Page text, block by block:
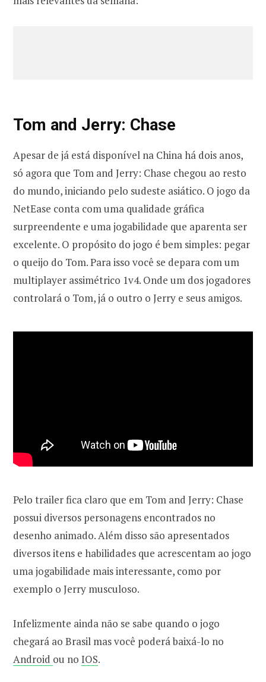
Tom and Jerry: Chase
Apesar de já está disponível na China há dois anos,
só agora que Tom and Jerry: Chase chegou ao resto
do mundo, iniciando pelo sudeste asiático. O jogo da
NetEase conta com uma qualidade gráfica
surpreendente e uma jogabilidade que aparenta ser
excelente. O propósito do jogo é bem simples: pegar
o queijo do Tom. Para isso você se depara com um
multiplayer assimétrico 1v4. Onde um dos jogadores
controlará o Tom, já o outro o Jerry e seus amigos.
Pelo trailer fica claro que em Tom and Jerry: Chase
possui diversos personagens encontrados no
desenho animado. Além disso são apresentados
diversos itens e habilidades que acrescentam ao jogo
uma jogabilidade mais interessante, como por
exemplo o Jerry musculoso.
Infelizmente ainda não se sabe quando o jogo
chegará ao Brasil mas você poderá baixá-lo no
Android ou no IOS.